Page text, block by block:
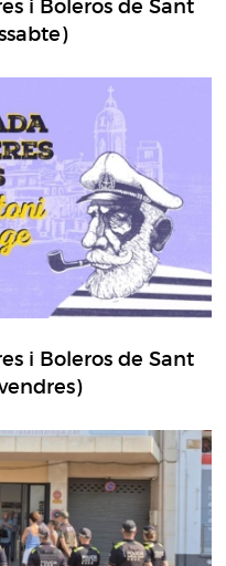
i Boleros de Sant
i Boleros de Sant